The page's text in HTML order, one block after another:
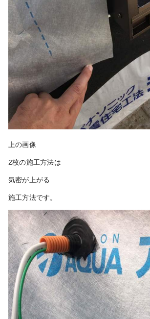
上の画像
2枚の施工方法は
気密が上がる
施工方法です。